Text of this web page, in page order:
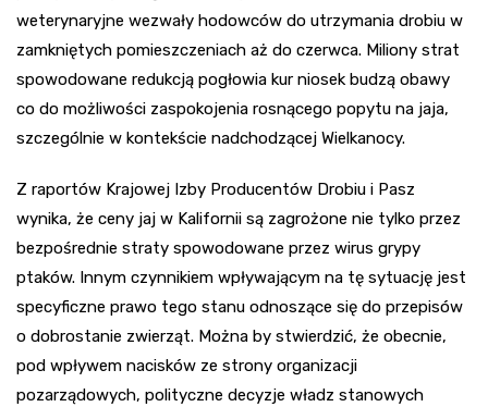
weterynaryjne wezwały hodowców do utrzymania drobiu w
zamkniętych pomieszczeniach aż do czerwca. Miliony strat
spowodowane redukcją pogłowia kur niosek budzą obawy
co do możliwości zaspokojenia rosnącego popytu na jaja,
szczególnie w kontekście nadchodzącej Wielkanocy.
Z raportów Krajowej Izby Producentów Drobiu i Pasz
wynika, że ceny jaj w Kalifornii są zagrożone nie tylko przez
bezpośrednie straty spowodowane przez wirus grypy
ptaków. Innym czynnikiem wpływającym na tę sytuację jest
specyficzne prawo tego stanu odnoszące się do przepisów
o dobrostanie zwierząt. Można by stwierdzić, że obecnie,
pod wpływem nacisków ze strony organizacji
pozarządowych, polityczne decyzje władz stanowych